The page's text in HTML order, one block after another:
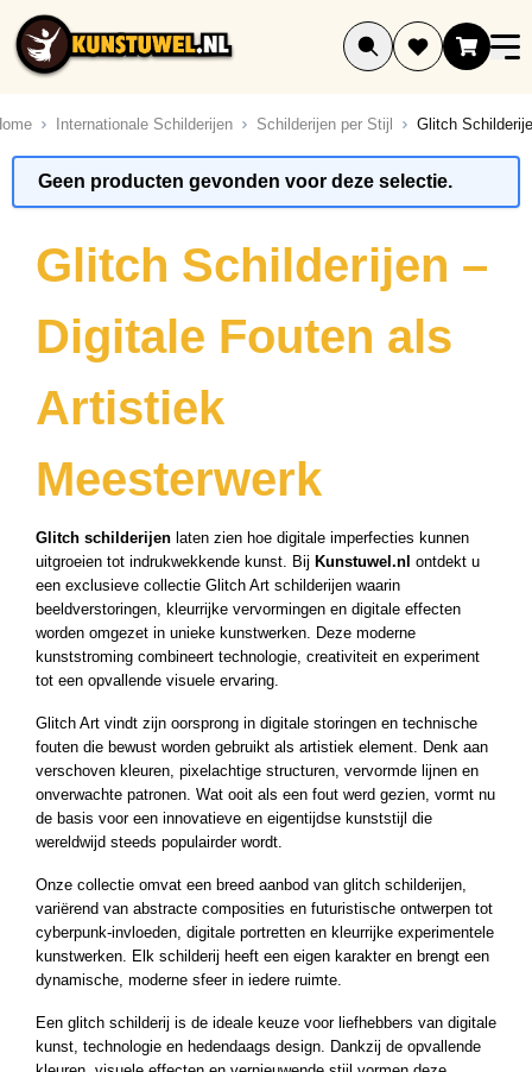
Ga naar de inhoud
Internationale Schilderijen Schilderijen per Stijl Glitch
Geen producten gevonden voor deze selectie.
Glitch Schilderijen –
Digitale Fouten als
Artistiek
Meesterwerk
Glitch schilderijen laten zien hoe digitale imperfecties kunnen
uitgroeien tot indrukwekkende kunst. Bij Kunstuwel.nl ontdekt u
een exclusieve collectie Glitch Art schilderijen waarin
beeldverstoringen, kleurrijke vervormingen en digitale effecten
worden omgezet in unieke kunstwerken. Deze moderne
kunststroming combineert technologie, creativiteit en experiment
tot een opvallende visuele ervaring.
Glitch Art vindt zijn oorsprong in digitale storingen en technische
fouten die bewust worden gebruikt als artistiek element. Denk aan
verschoven kleuren, pixelachtige structuren, vervormde lijnen en
onverwachte patronen. Wat ooit als een fout werd gezien, vormt nu
de basis voor een innovatieve en eigentijdse kunststijl die
wereldwijd steeds populairder wordt.
Onze collectie omvat een breed aanbod van glitch schilderijen,
variërend van abstracte composities en futuristische ontwerpen tot
cyberpunk-invloeden, digitale portretten en kleurrijke experimentele
kunstwerken. Elk schilderij heeft een eigen karakter en brengt een
dynamische, moderne sfeer in iedere ruimte.
Een glitch schilderij is de ideale keuze voor liefhebbers van digitale
kunst, technologie en hedendaags design. Dankzij de opvallende